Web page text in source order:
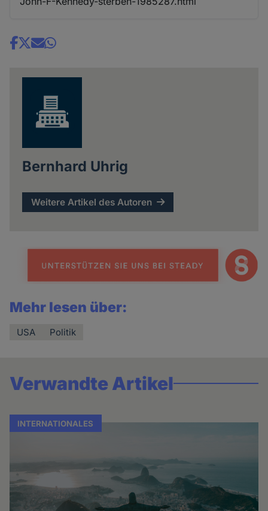
Share
Bernhard Uhrig
Weitere Artikel des Autoren
Mehr lesen über:
USA Politik
Verwandte Artikel
INTERNATIONALES